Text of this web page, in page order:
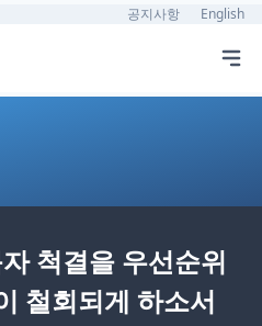
공지사항 English
척결을 우선순위
철회되게 하소서